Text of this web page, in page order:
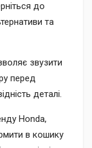
до
та
звузити
перед
деталі.
Honda,
в кошику